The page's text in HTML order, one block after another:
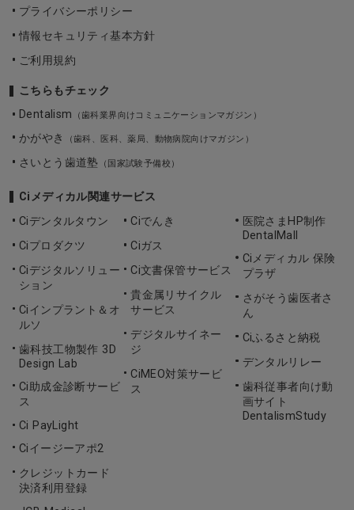
プライバシーポリシー
情報セキュリティ基本方針
ご利用規約
こちらもチェック
Dentalism
（歯科業界向けコミュニケーションマガジン）
かがやき （歯科、医科、薬局、動物病院向けマガジン）
さいとう歯道塾 （国家試験予備校）
Ciメディカル関連サービス
Ciデンタルタウン
Ciプロダクツ
Ciデジタルソリュー
ション
Ciインプラント＆オ
ルソ
歯科技工物製作 3D
Design Lab
Ci助成金診断サービ
ス
Ci PayLight
Ciイージーアポ2
クレジットカード
決済利用登録
Ciでんき
Ciガス
Ci文書保管サービス
貴金属リサイクル
サービス
デジタルサイネー
ジ
CiMEO対策サービ
ス
医院さまHP制作
DentalMall
Ciメディカル 保険
プラザ
さがそう歯医者さ
ん
Ciふるさと納税
デンタルリレー
歯科従事者向け動
画サイト
DentalismStudy